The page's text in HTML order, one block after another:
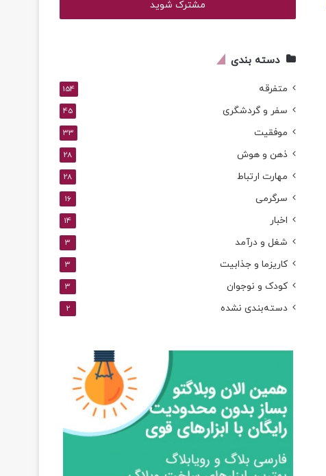
وارد
دسته بندی
متفرقه 154
سفر و گردشگری 45
موفقیت 33
ذهن و هوش 28
مهارت ارتباط 28
سرگرمی 16
اخبار 14
شغل و درآمد 3
کاریزما و جذابیت 3
کودک و نوجوان 3
دسته‌بندی نشده 2